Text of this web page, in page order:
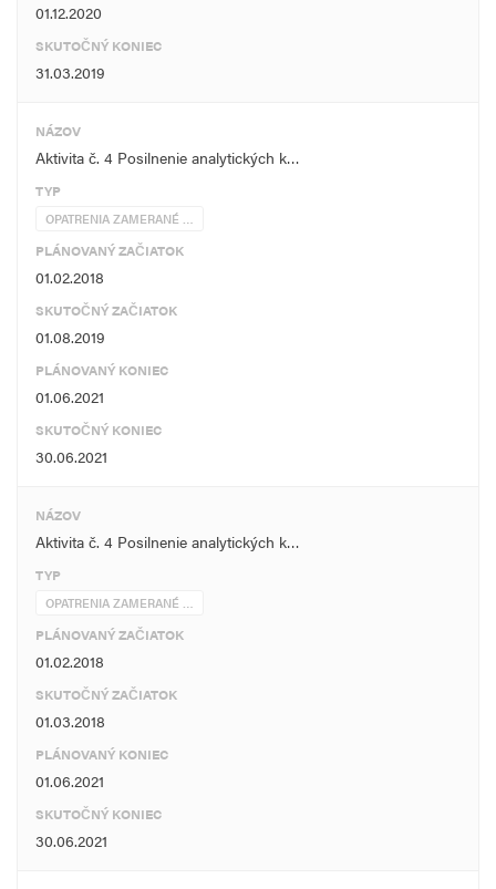
01.12.2020
SKUTOČNÝ KONIEC
31.03.2019
NÁZOV
Aktivita č. 4 Posilnenie analytických k…
TYP
OPATRENIA ZAMERANÉ …
PLÁNOVANÝ ZAČIATOK
01.02.2018
SKUTOČNÝ ZAČIATOK
01.08.2019
PLÁNOVANÝ KONIEC
01.06.2021
SKUTOČNÝ KONIEC
30.06.2021
NÁZOV
Aktivita č. 4 Posilnenie analytických k…
TYP
OPATRENIA ZAMERANÉ …
PLÁNOVANÝ ZAČIATOK
01.02.2018
SKUTOČNÝ ZAČIATOK
01.03.2018
PLÁNOVANÝ KONIEC
01.06.2021
SKUTOČNÝ KONIEC
30.06.2021